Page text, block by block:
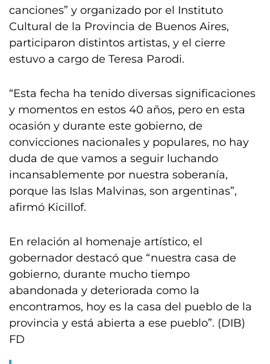
canciones” y organizado por el Instituto
Cultural de la Provincia de Buenos Aires,
participaron distintos artistas, y el cierre
estuvo a cargo de Teresa Parodi.
“Esta fecha ha tenido diversas significaciones
y momentos en estos 40 años, pero en esta
ocasión y durante este gobierno, de
convicciones nacionales y populares, no hay
duda de que vamos a seguir luchando
incansablemente por nuestra soberanía,
porque las Islas Malvinas, son argentinas”,
afirmó Kicillof.
En relación al homenaje artístico, el
gobernador destacó que “nuestra casa de
gobierno, durante mucho tiempo
abandonada y deteriorada como la
encontramos, hoy es la casa del pueblo de la
provincia y está abierta a ese pueblo”. (DIB)
FD